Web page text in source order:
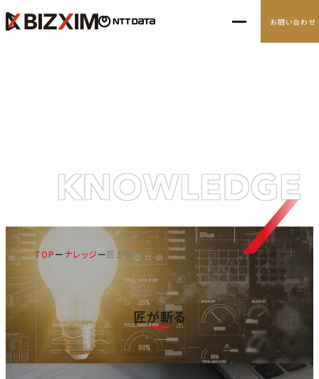
ナレッジ
お問い合わせ
KNOWLEDGE
TOP ナレッジ 匠が斬る
匠が斬る